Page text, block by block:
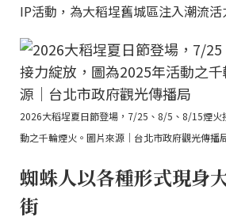
IP活動，為大稻埕舊城區注入潮流活
2026大稻埕夏日節登場，7/25、8/5、8/15煙火
動之千輪煙火。圖片來源｜台北市政府觀光傳播
蜘蛛人以各種形式現身
街